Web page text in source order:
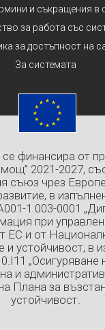
и съкращения в
за работа със
за достъпност на
За системата
финансира от
2021-2027,
съюз чрез
в
1.003-0001
при
ЕС и от
и устойчивост, в
„Осигуряване
и
Плана за
устойчивост.